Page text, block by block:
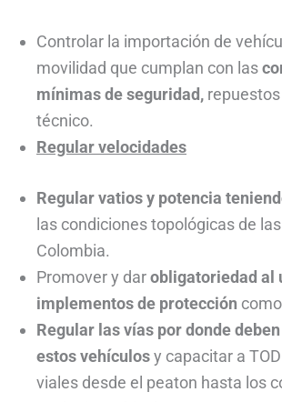
Controlar la importación de
movilidad que cumplan con las
mínimas de seguridad,
técnico.
Regular velocidades
Regular vatios y potencia
las condiciones topológicas de
Colombia.
Promover y darobligatoriedad al
implementos de protección
Regular las vías por donde
estos vehículosy capacitar a
viales desde el peaton hasta los